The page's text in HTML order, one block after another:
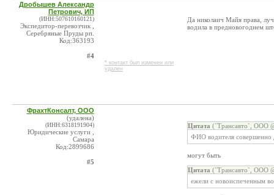
Дробышев Александр
Петрович, ИП
(ИНН:507610160121)
Экспедитор-перевозчик ,
Серебряные Пруды рп.
Код:363193
#4
* контакт был изменен или
удален
Да николаич Майя права,
водила в предновогоднем
ФрахтКонсалт, ООО
(удалена)
(ИНН:6318191904)
Юридические услуги ,
Самара
Код:2899686
#5
Цитата (`Трансавто`, ООО
ФИО водителя совершенно
могут быть
Цитата (`Трансавто`, ООО
ежели с новоиспеченным